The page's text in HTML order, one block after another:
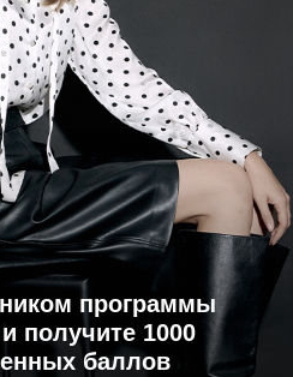
программы
получите 1000
баллов